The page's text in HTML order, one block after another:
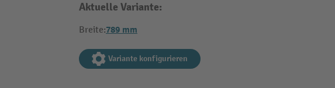
Aktuelle Variante:
Breite:789 mm
Variante konfigurieren